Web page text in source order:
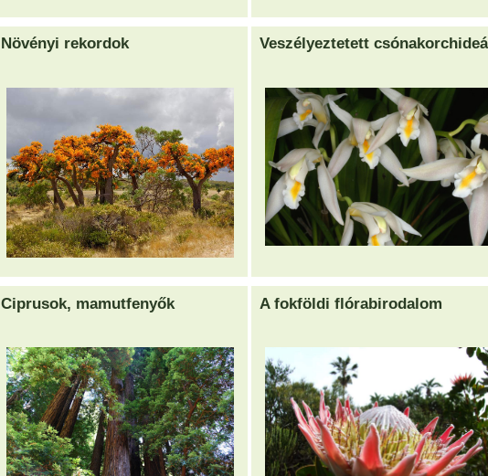
Növényi rekordok Veszélyeztetett
Ciprusok, mamutfenyők A fokföldi flórabirodalom